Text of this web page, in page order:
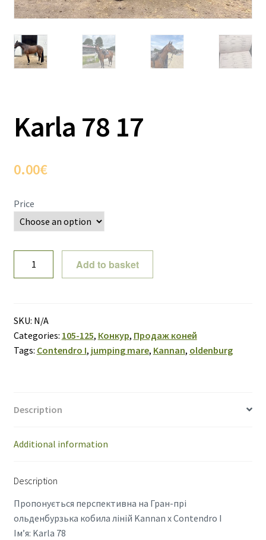
Karla 78 17
0.00€
Price
Add to basket
SKU: N/A
Categories: 105-125, Конкур, Продаж коней
Tags: Contendro I, jumping mare, Kannan, oldenburg
Description
Additional information
Description
Пропонується перспективна на Гран-прі
ольденбурзька кобила ліній Kannan x Contendro I
Ім’я: Karla 78